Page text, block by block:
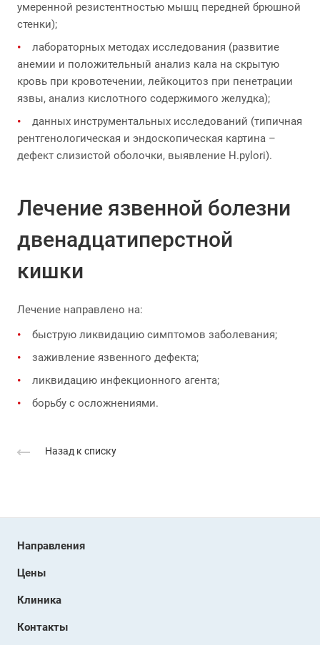
умеренной резистентностью мышц передней брюшной
стенки);
лабораторных методах исследования (развитие
анемии и положительный анализ кала на скрытую
кровь при кровотечении, лейкоцитоз при пенетрации
язвы, анализ кислотного содержимого желудка);
данных инструментальных исследований (типичная
рентгенологическая и эндоскопическая картина –
дефект слизистой оболочки, выявление H.pylori).
Лечение язвенной болезни
двенадцатиперстной
кишки
Лечение направлено на:
быструю ликвидацию симптомов заболевания;
заживление язвенного дефекта;
ликвидацию инфекционного агента;
борьбу с осложнениями.
Назад к списку
Направления
Цены
Клиника
Контакты